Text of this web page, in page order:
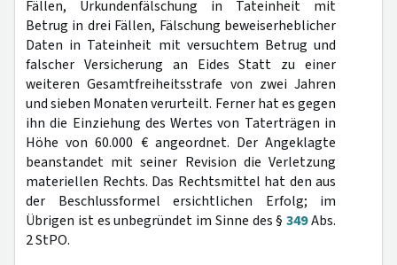
Fällen, Urkundenfälschung in Tateinheit mit
Betrug in drei Fällen, Fälschung beweiserheblicher
Daten in Tateinheit mit versuchtem Betrug und
falscher Versicherung an Eides Statt zu einer
weiteren Gesamtfreiheitsstrafe von zwei Jahren
und sieben Monaten verurteilt. Ferner hat es gegen
ihn die Einziehung des Wertes von Taterträgen in
Höhe von 60.000 € angeordnet. Der Angeklagte
beanstandet mit seiner Revision die Verletzung
materiellen Rechts. Das Rechtsmittel hat den aus
der Beschlussformel ersichtlichen Erfolg; im
Übrigen ist es unbegründet im Sinne des §349Abs.
2 StPO.